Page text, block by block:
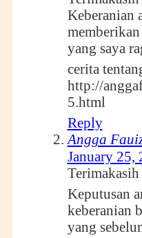
Keberanian
yang saya
cerita
http://
5.html
Reply
Angga
January 25,
Terimakasih
Keputusan
keberanian
yang